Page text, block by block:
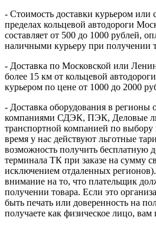
- Стоимость доставки курьером или
пределах кольцевой автодороги
составляет от 500 до 1000 рублей,
наличными курьеру при получении
- Доставка по Московской или
более 15 км от кольцевой
курьером по цене от 1000 до 2000
- Доставка оборудования в регионы
компаниями СДЭК, ПЭК, Деловые
транспортной компанией по выбору
время у нас действуют льготные
возможность получить бесплатную
терминала ТК при заказе на сумму
исключением отдаленных
внимание на то, что плательщик
получении товара. Если это
быть печать или доверенность на
получаете как физическое лицо, вам